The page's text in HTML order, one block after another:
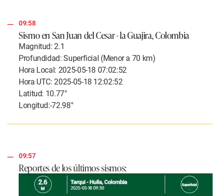
09:58
Sismo en San Juan del Cesar - la Guajira, Colombia
Magnitud: 2.1
Profundidad: Superficial (Menor a 70 km)
Hora Local: 2025-05-18 07:02:52
Hora UTC: 2025-05-18 12:02:52
Latitud: 10.77°
Longitud:-72.98°
09:57
Reportes de los últimos sismos: